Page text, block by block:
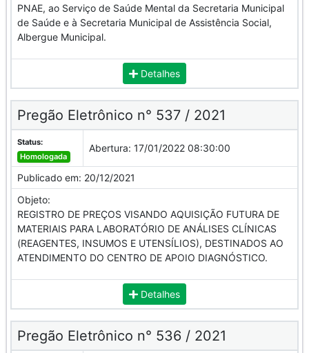
PNAE, ao Serviço de Saúde Mental da Secretaria Municipal
de Saúde e à Secretaria Municipal de Assistência Social,
Albergue Municipal.
Detalhes
Pregão Eletrônico n° 537 / 2021
Status:
Homologada
Abertura: 17/01/2022 08:30:00
Publicado em: 20/12/2021
Objeto:
REGISTRO DE PREÇOS VISANDO AQUISIÇÃO FUTURA DE
MATERIAIS PARA LABORATÓRIO DE ANÁLISES CLÍNICAS
(REAGENTES, INSUMOS E UTENSÍLIOS), DESTINADOS AO
ATENDIMENTO DO CENTRO DE APOIO DIAGNÓSTICO.
Detalhes
Pregão Eletrônico n° 536 / 2021